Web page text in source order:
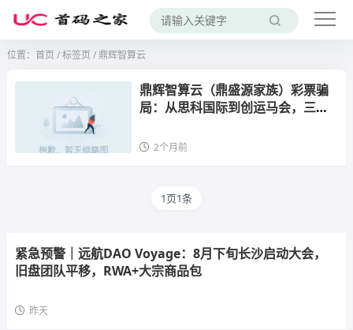
位置： 首页 /标签页 / 鼎辉智算云
鼎辉智算云（鼎盛源家族）彩票骗
局：从思科国际到创运马会，三次
2个月前
1页1条
紧急预警｜远航DAO Voyage：8月下旬长沙启动大会，
旧盘团队平移，RWA+大宗商品包
昨天